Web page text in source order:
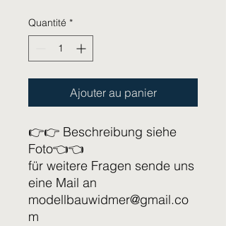
Quantité *
Ajouter au panier
👉👉 Beschreibung siehe
Foto👈👈
für weitere Fragen sende uns
eine Mail an
modellbauwidmer@gmail.co
m